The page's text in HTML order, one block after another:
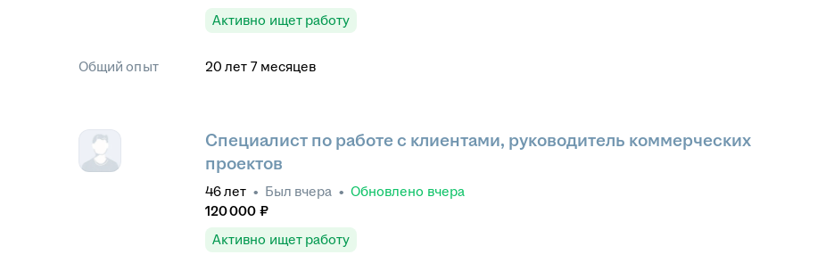
Активно ищет работу
Общий опыт 20 лет 7 месяцев
Специалист по работе с клиентами, руководитель коммерческих
проектов
46лет • Был вчера • Обновлено вчера
120 000 ₽
Активно ищет работу